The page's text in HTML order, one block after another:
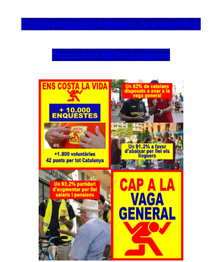
Omple l’enquestaAdhereix-te al manifest
Forma part de la campanya